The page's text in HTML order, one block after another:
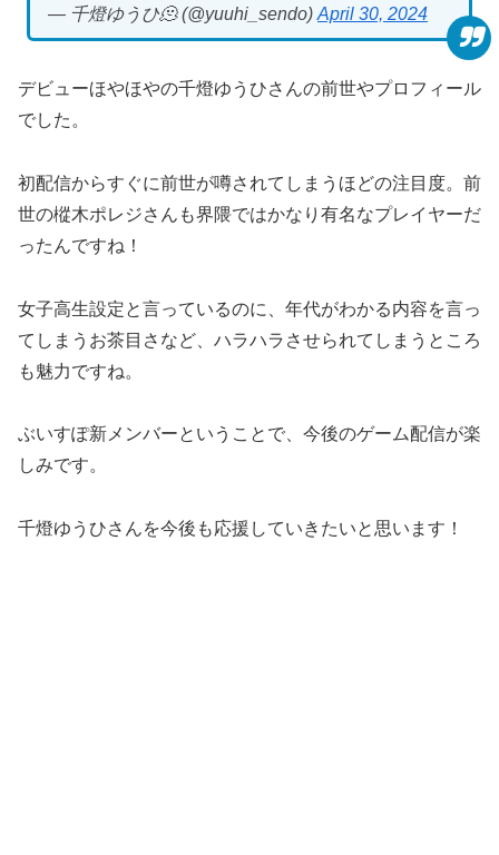
— 千燈ゆうひ🫠 (@yuuhi_sendo) April 30, 2024
デビューほやほやの千燈ゆうひさんの前世やプロフィール
でした。
初配信からすぐに前世が噂されてしまうほどの注目度。前
世の樅木ポレジさんも界隈ではかなり有名なプレイヤーだ
ったんですね！
女子高生設定と言っているのに、年代がわかる内容を言っ
てしまうお茶目さなど、ハラハラさせられてしまうところ
も魅力ですね。
ぶいすぽ新メンバーということで、今後のゲーム配信が楽
しみです。
千燈ゆうひさんを今後も応援していきたいと思います！